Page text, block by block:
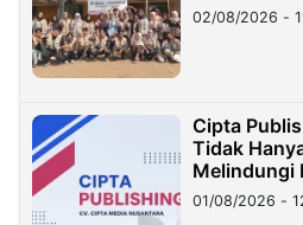
02/08/2026 -
Cipta
Tidak
Melindungi
01/08/2026 -